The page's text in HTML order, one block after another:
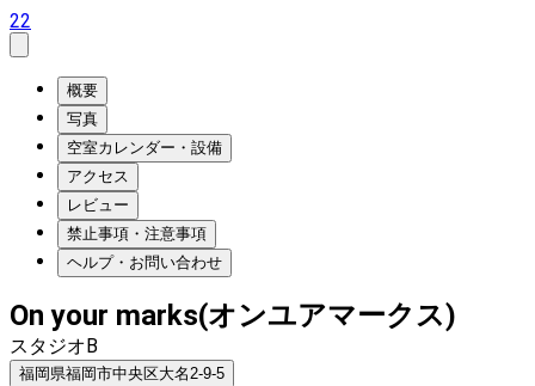
22
概要
写真
空室カレンダー・設備
アクセス
レビュー
禁止事項・注意事項
ヘルプ・お問い合わせ
On your marks(オンユアマークス)
スタジオB
福岡県福岡市中央区大名2-9-5